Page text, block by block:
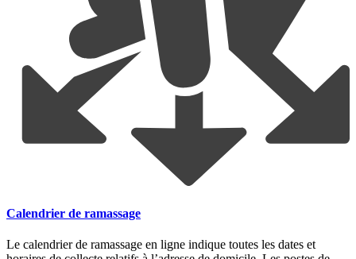
Calendrier de ramassage
Le calendrier de ramassage en ligne indique toutes les dates et